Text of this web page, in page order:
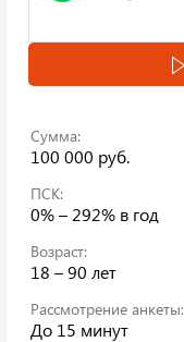
Сумма:
100 000 руб.
ПСК:
0% – 292% в год
Возраст:
18 – 90 лет
Рассмотрение анкеты:
До 15 минут